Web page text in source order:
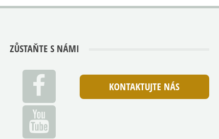
ZŮSTAŇTE S NÁMI
KONTAKTUJTE NÁS